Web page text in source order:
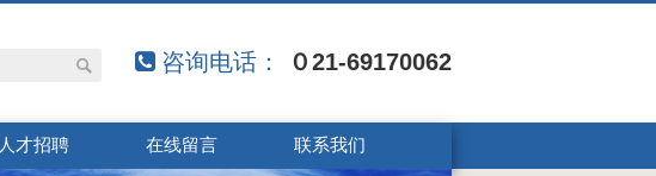
咨询电话： ０21-69170062
人才招聘 在线留言 联系我们